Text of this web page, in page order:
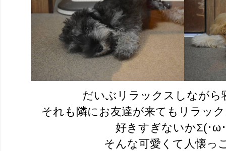
だいぶリラックスしながら
それも隣にお友達が来てもリラッ
好きすぎないかΣ(･ω
そんな可愛くて人懐っ